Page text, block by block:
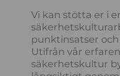
Vi kan stötta er i
punktinsatser
Utifrån vår
säkerhetskultur